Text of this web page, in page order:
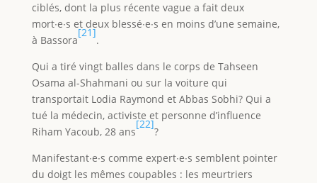
ciblés, dont la plus récente vague a fait deux
mort∙e∙s et deux blessé∙e∙s en moins d’une semaine,
à Bassora
[21]
.
Qui a tiré vingt balles dans le corps de Tahseen
Osama al-Shahmani ou sur la voiture qui
transportait Lodia Raymond et Abbas Sobhi? Qui a
tué la médecin, activiste et personne d’influence
Riham Yacoub, 28 ans
[22]
?
Manifestant∙e∙s comme expert∙e∙s semblent pointer
du doigt les mêmes coupables : les meurtriers